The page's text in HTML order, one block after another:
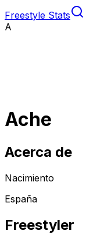
Freestyle Stats
A
Ache
Acerca de
Nacimiento
España
Freestyler